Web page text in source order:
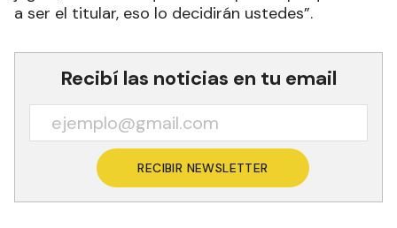
a ser el titular, eso lo decidirán ustedes”.
Recibí las noticias en tu email
RECIBIR NEWSLETTER